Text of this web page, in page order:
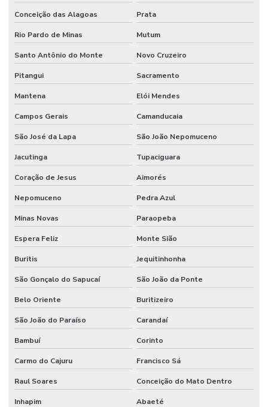
Conceição das Alagoas Prata
Rio Pardo de Minas Mutum
Santo Antônio do Monte Novo Cruzeiro
Pitangui Sacramento
Mantena Elói Mendes
Campos Gerais Camanducaia
São José da Lapa São João Nepomuceno
Jacutinga Tupaciguara
Coração de Jesus Aimorés
Nepomuceno Pedra Azul
Minas Novas Paraopeba
Espera Feliz Monte Sião
Buritis Jequitinhonha
São Gonçalo do Sapucaí São João da Ponte
Belo Oriente Buritizeiro
São João do Paraíso Carandaí
Bambuí Corinto
Carmo do Cajuru Francisco Sá
Raul Soares Conceição do Mato Dentro
Inhapim Abaeté